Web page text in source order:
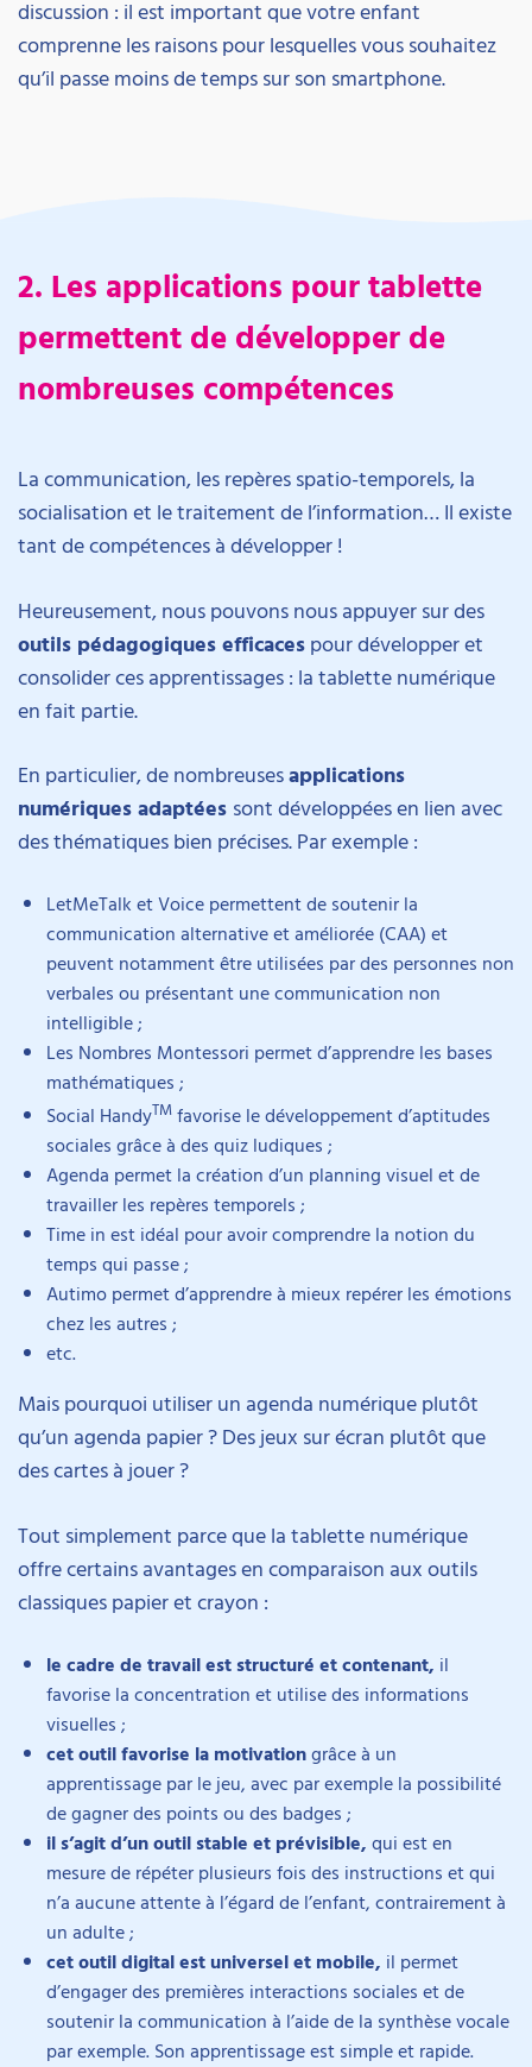
discussion : il est important que votre enfant
comprenne les raisons pour lesquelles vous souhaitez
qu’il passe moins de temps sur son smartphone.
2. Les applications pour tablette
permettent de développer de
nombreuses compétences
La communication, les repères spatio-temporels, la
socialisation et le traitement de l’information… Il existe
tant de compétences à développer !
Heureusement, nous pouvons nous appuyer sur des
outils pédagogiques efficacespour développer et
consolider ces apprentissages : la tablette numérique
en fait partie.
En particulier, de nombreusesapplications
numériques adaptées sont développées en lien avec
des thématiques bien précises. Par exemple :
LetMeTalk et Voice permettent de soutenir la
communication alternative et améliorée (CAA) et
peuvent notamment être utilisées par des personnes non
verbales ou présentant une communication non
intelligible ;
Les Nombres Montessori permet d’apprendre les bases
mathématiques ;
Social HandyTM favorise le développement d’aptitudes
sociales grâce à des quiz ludiques ;
Agenda permet la création d’un planning visuel et de
travailler les repères temporels ;
Time in est idéal pour avoir comprendre la notion du
temps qui passe ;
Autimo permet d’apprendre à mieux repérer les émotions
chez les autres ;
etc.
Mais pourquoi utiliser un agenda numérique plutôt
qu’un agenda papier ? Des jeux sur écran plutôt que
des cartes à jouer ?
Tout simplement parce que la tablette numérique
offre certains avantages en comparaison aux outils
classiques papier et crayon :
le cadre de travail est structuré et contenant, il
favorise la concentration et utilise des informations
visuelles ;
cet outil favorise la motivationgrâce à un
apprentissage par le jeu, avec par exemple la possibilité
de gagner des points ou des badges ;
il s’agit d’un outil stable et prévisible, qui est en
mesure de répéter plusieurs fois des instructions et qui
n’a aucune attente à l’égard de l’enfant, contrairement à
un adulte ;
cet outil digital est universel et mobile, il permet
d’engager des premières interactions sociales et de
soutenir la communication à l’aide de la synthèse vocale
par exemple. Son apprentissage est simple et rapide.